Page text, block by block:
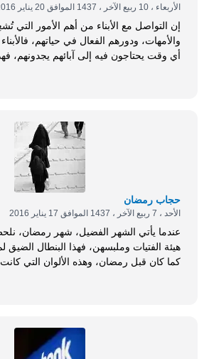
الأربعاء ، 10 ربيع الآخر ، 1437 الموافق 20 يناير 2016
إن التواصل مع الأبناء من أهم الأمور التي تُشعِر
والأمهات، ودورهم الفعال في حياتهم،
أي وقت يحتاجون فيه إلى آبائهم يجدونهم،
كفيل بثقة الابن بنفسه، وزيادة راحته
حجاب رمضان
الأحد ، 7 ربيع الآخر ، 1437 الموافق 17 يناير 2016
عندما يأتي الشهر الفضيل، شهر رمضان،
هيئة الفتيات وملبسهن، فهذا البنطال الضيق
كما كان قبل رمضان، وهذه الألوان التي كانت